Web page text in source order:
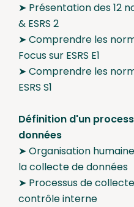
➤ Présentation des 12
& ESRS 2
➤ Comprendre les
Focus sur ESRS E1
➤ Comprendre les
ESRS S1
Définition d'un
données
➤ Organisation
la collecte de données
➤ Processus de
contrôle interne